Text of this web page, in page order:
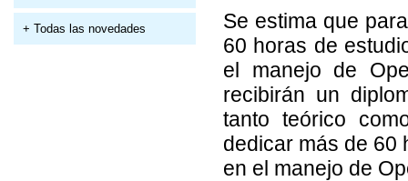
+ Todas las novedades
Se estima que
60 horas de
el manejo de
recibirán un
tanto teórico
dedicar más de 60
en el manejo de